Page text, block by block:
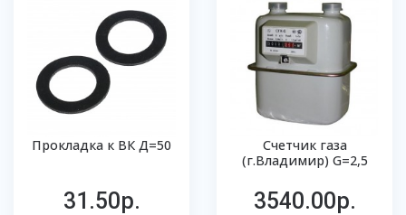
Прокладка к ВК Д=50
31.50р.
Счетчик газа
(г.Владимир) G=2,5
3540.00р.